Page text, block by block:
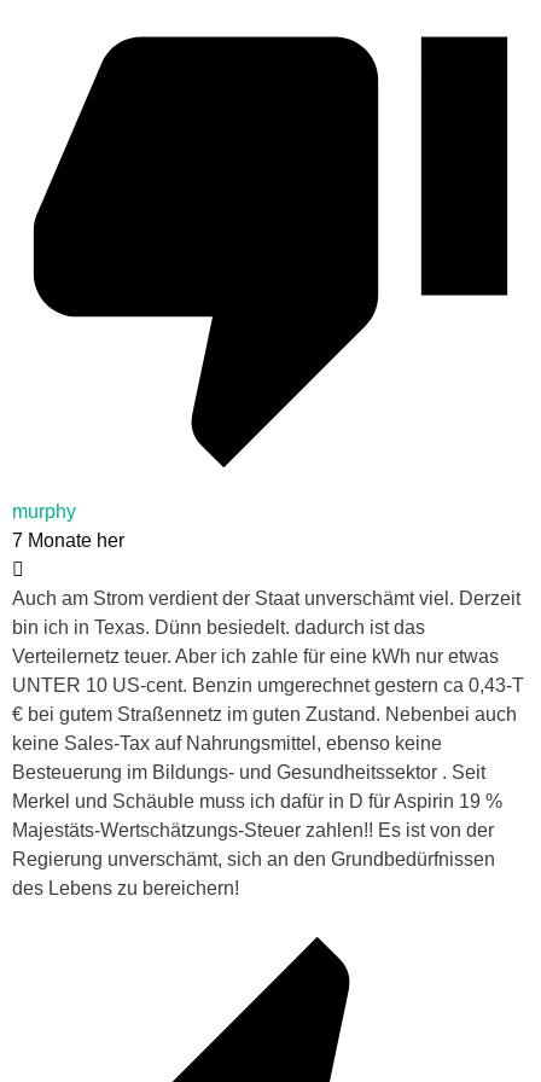
murphy
7 Monate her
Auch am Strom verdient der Staat unverschämt viel. Derzeit
bin ich in Texas. Dünn besiedelt. dadurch ist das
Verteilernetz teuer. Aber ich zahle für eine kWh nur etwas
UNTER 10 US-cent. Benzin umgerechnet gestern ca 0,43-T
€ bei gutem Straßennetz im guten Zustand. Nebenbei auch
keine Sales-Tax auf Nahrungsmittel, ebenso keine
Besteuerung im Bildungs- und Gesundheitssektor . Seit
Merkel und Schäuble muss ich dafür in D für Aspirin 19 %
Majestäts-Wertschätzungs-Steuer zahlen!! Es ist von der
Regierung unverschämt, sich an den Grundbedürfnissen
des Lebens zu bereichern!